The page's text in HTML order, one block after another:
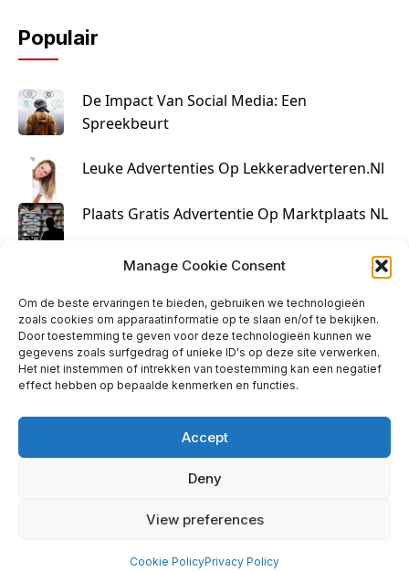
Manage Cookie Consent
Om de beste ervaringen te bieden, gebruiken we technologieën
zoals cookies om apparaatinformatie op te slaan en/of te bekijken.
Door toestemming te geven voor deze technologieën kunnen we
gegevens zoals surfgedrag of unieke ID's op deze site verwerken.
Het niet instemmen of intrekken van toestemming kan een negatief
effect hebben op bepaalde kenmerken en functies.
Accept
Deny
View preferences
Cookie PolicyPrivacy Policy
Populair
De Impact Van Social Media: Een
Spreekbeurt
Leuke Advertenties Op Lekkeradverteren.nl
Plaats Gratis Advertentie Op Marktplaats NL
Kruisbestuiving Voor Succesvolle Marketing
Contact